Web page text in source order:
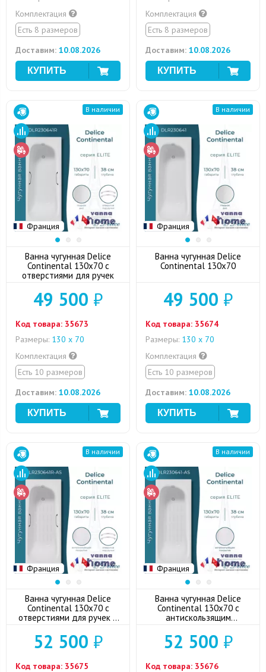
Комплектация
Есть 8 размеров
Доставим: 10.08.2026
Комплектация
Есть 8 размеров
Доставим: 10.08.2026
Франция
В наличии
Ванна чугунная Delice
Continental 130x70 с
отверстиями для ручек
49 500 ₽
Код товара: 35673
Размеры: 130 х 70
Комплектация
Есть 10 размеров
Доставим: 10.08.2026
Франция
В наличии
Ванна чугунная Delice
Continental 130x70
49 500 ₽
Код товара: 35674
Размеры: 130 х 70
Комплектация
Есть 10 размеров
Доставим: 10.08.2026
Франция
В наличии
Ванна чугунная Delice
Continental 130x70 с
отверстиями для ручек и
покрытием
52 500 ₽
Код товара: 35675
Франция
В наличии
Ванна чугунная Delice
Continental 130x70 с
антискользящим
52 500 ₽
Код товара: 35676